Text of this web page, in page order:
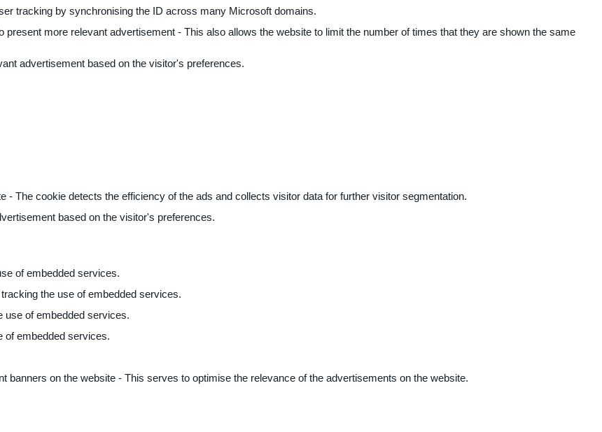
tracking by synchronising the ID across many Microsoft domains.
more relevant advertisement - This also allows the website to limit the number of times that they are shown the same
advertisement based on the visitor's preferences.
The cookie detects the efficiency of the ads and collects visitor data for further visitor segmentation.
based on the visitor's preferences.
of embedded services.
the use of embedded services.
use of embedded services.
of embedded services.
banners on the website - This serves to optimise the relevance of the advertisements on the website.